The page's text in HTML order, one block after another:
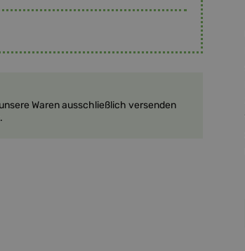
Waren ausschließlich versenden